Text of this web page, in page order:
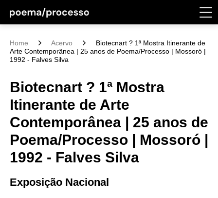
Home Acervo
Biotecnart ? 1ª Mostra Itinerante de
Arte Contemporânea | 25 anos de Poema/Processo | Mossoró |
1992 - Falves Silva
Biotecnart ? 1ª Mostra
Itinerante de Arte
Contemporânea | 25 anos de
Poema/Processo | Mossoró |
1992 - Falves Silva
Exposição Nacional